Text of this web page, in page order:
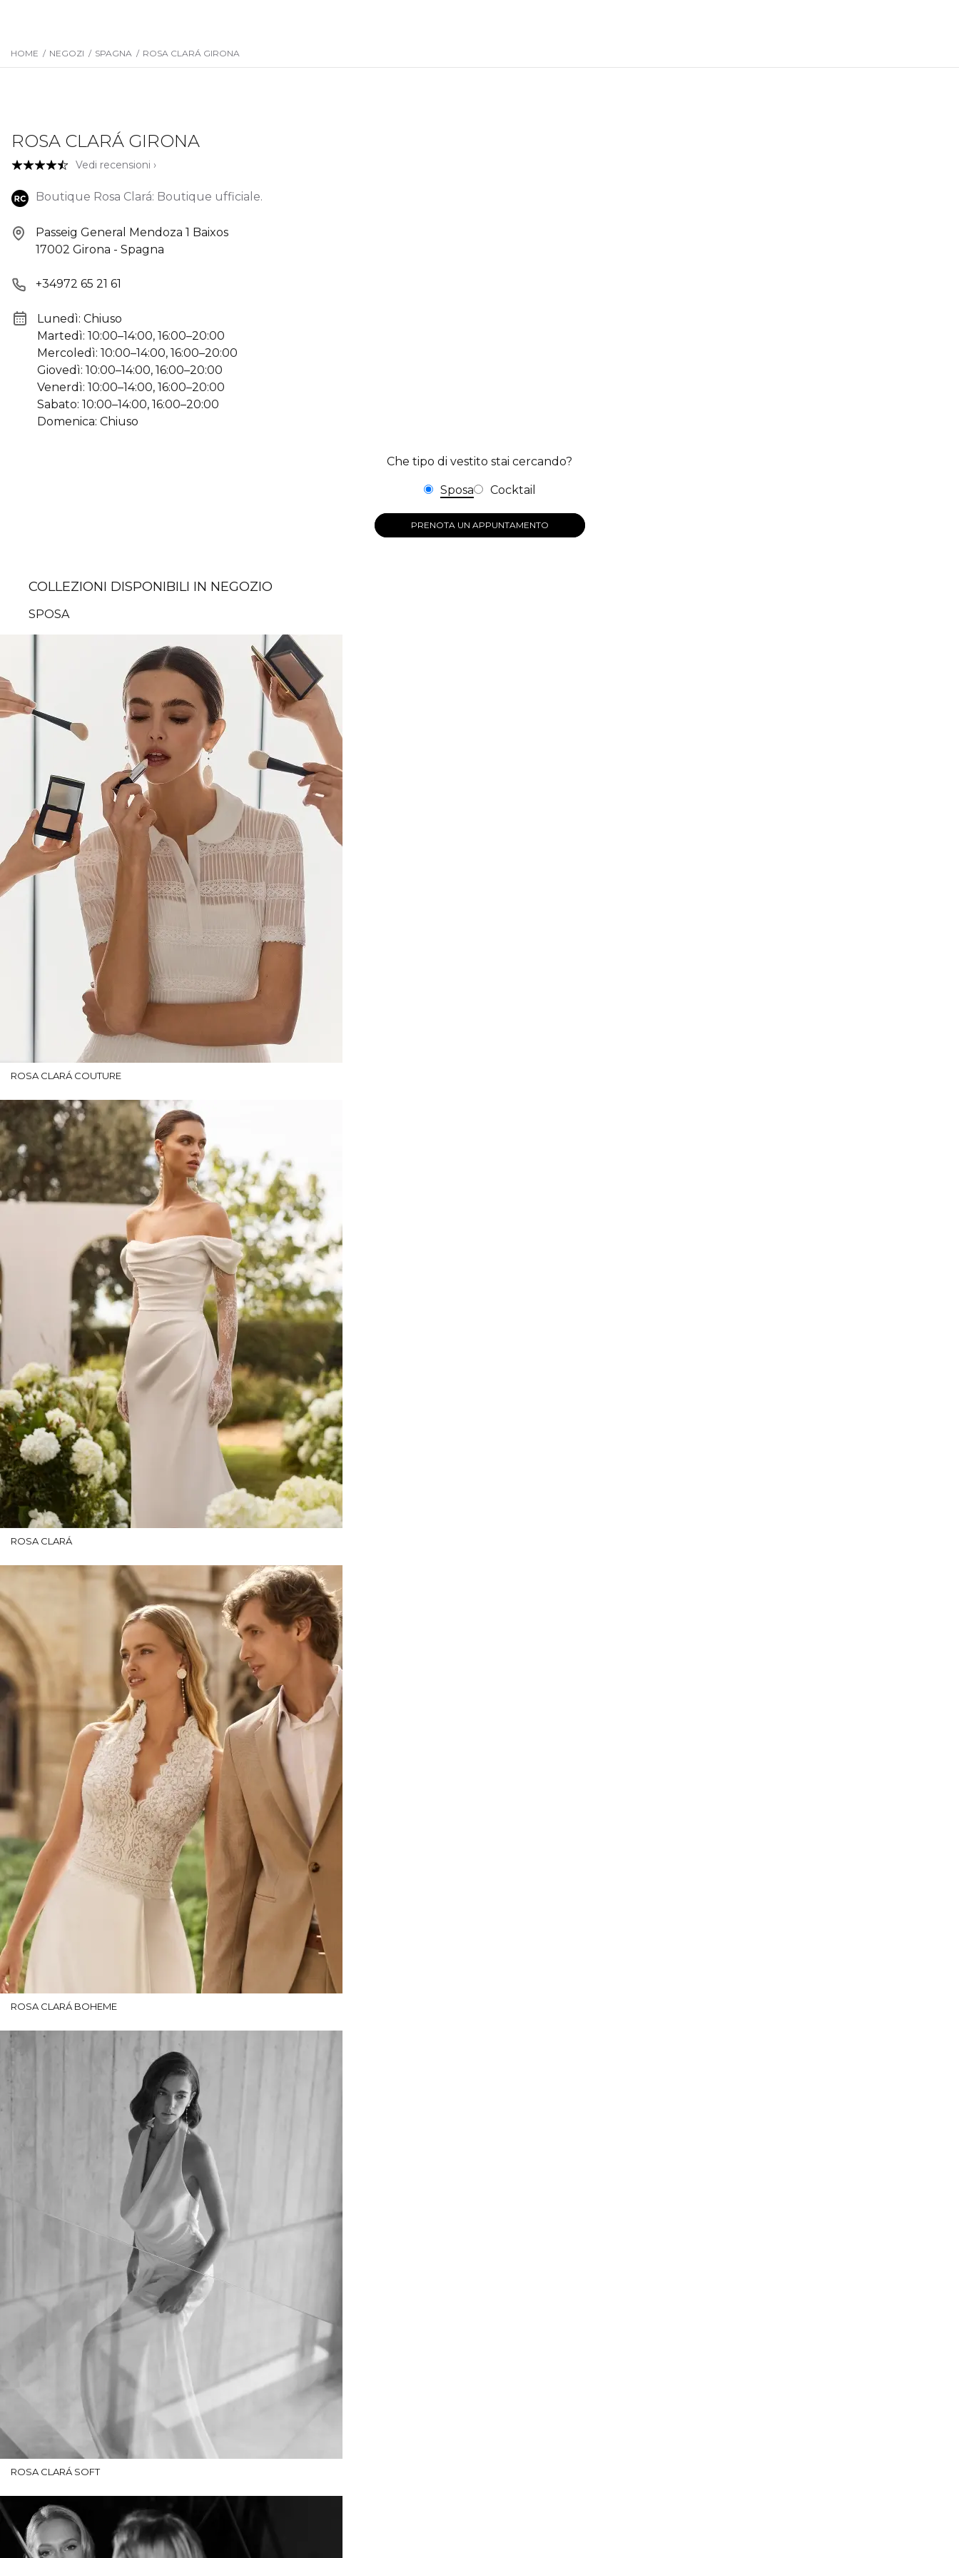
HOME / NEGOZI / SPAGNA / ROSA CLARÁ GIRONA
ROSA CLARÁ GIRONA
Vedi recensioni ›
Boutique Rosa Clará: Boutique ufficiale.
Passeig General Mendoza 1 Baixos
17002 Girona - Spagna
+34972 65 21 61
Lunedì: Chiuso
Martedì: 10:00–14:00, 16:00–20:00
Mercoledì: 10:00–14:00, 16:00–20:00
Giovedì: 10:00–14:00, 16:00–20:00
Venerdì: 10:00–14:00, 16:00–20:00
Sabato: 10:00–14:00, 16:00–20:00
Domenica: Chiuso
Che tipo di vestito stai cercando?
Sposa Cocktail
PRENOTA UN APPUNTAMENTO
COLLEZIONI DISPONIBILI IN NEGOZIO
SPOSA
ROSA CLARÁ COUTURE
ROSA CLARÁ
ROSA CLARÁ BOHEME
ROSA CLARÁ SOFT